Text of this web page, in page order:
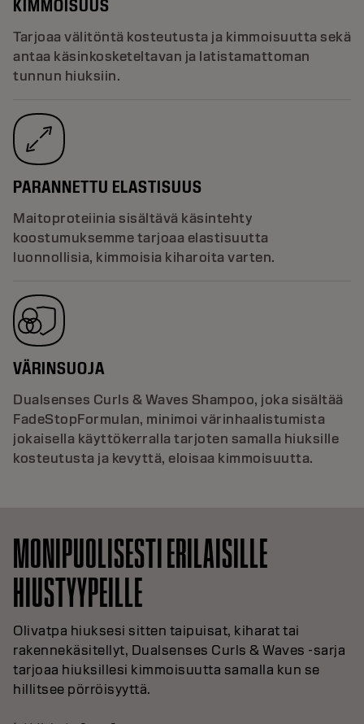
KIMMOISUUS
Tarjoaa välitöntä kosteutusta ja kimmoisuutta sekä
antaa käsinkosketeltavan ja latistamattoman
tunnun hiuksiin.
PARANNETTU ELASTISUUS
Maitoproteiinia sisältävä käsintehty
koostumuksemme tarjoaa elastisuutta
luonnollisia, kimmoisia kiharoita varten.
VÄRINSUOJA
Dualsenses Curls & Waves Shampoo, joka sisältää
FadeStopFormulan, minimoi värinhaalistumista
jokaisella käyttökerralla tarjoten samalla hiuksille
kosteutusta ja kevyttä, eloisaa kimmoisuutta.
MONIPUOLISESTI ERILAISILLE
HIUSTYYPEILLE
Olivatpa hiuksesi sitten taipuisat, kiharat tai
rakennekäsitellyt, Dualsenses Curls & Waves -sarja
tarjoaa hiuksillesi kimmoisuutta samalla kun se
hillitsee pörröisyyttä.